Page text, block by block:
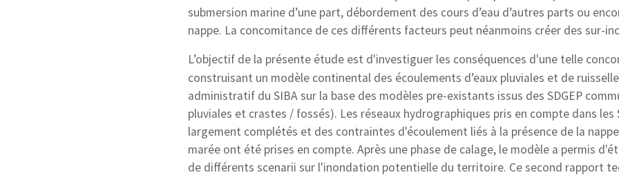
submersion marine d’une part, débordement des cours d’eau d’autres parts ou
nappe. La concomitance de ces différents facteurs peut néanmoins créer des sur-
L’objectif de la présente étude est d'investiguer les conséquences d'une telle
construisant un modèle continental des écoulements d’eaux pluviales et de
administratif du SIBA sur la base des modèles pre-existants issus des SDGEP
pluviales et crastes / fossés). Les réseaux hydrographiques pris en compte dans les
largement complétés et des contraintes d'écoulement liés à la présence de la
marée ont été prises en compte. Après une phase de calage, le modèle a permis
de différents scenarii sur l'inondation potentielle du territoire. Ce second rapport